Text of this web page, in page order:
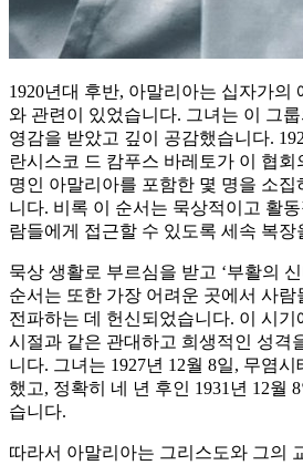
1920년대 후반, 아말리아는 십자가의
와 관련이 있었습니다. 그녀는 이 그
영감을 받았고 깊이 공감했습니다.
란시스코 드 캄푸스 바레토가 이 협
명인 아말리아를 포함한 몇 명을 소
니다. 비록 이 순서는 묵상적이고 활
람들에게 접근할 수 있도록 세속 복장
묵상 생활로 부르심을 받고 ‘부활의
순서는 또한 가장 어려운 곳에서 사
전파하는 데 헌신되었습니다. 이 시기
시절과 같은 관대하고 희생적인 성격
니다. 그녀는 1927년 12월 8일, 무염
했고, 정확히 네 년 후인 1931년 12월
습니다.
따라서 아말리아는 그리스도와 그의